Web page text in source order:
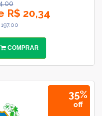
R$ 20,34
COMPRAR
35%
off